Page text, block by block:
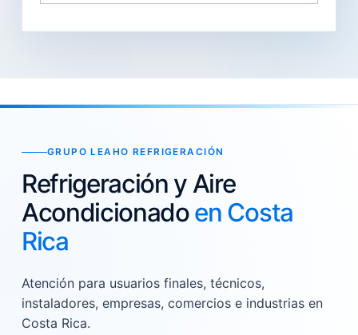
GRUPO LEAHO REFRIGERACIÓN
Refrigeración y Aire
Acondicionadoen Costa
Rica
Atención para usuarios finales, técnicos,
instaladores, empresas, comercios e industrias en
Costa Rica.